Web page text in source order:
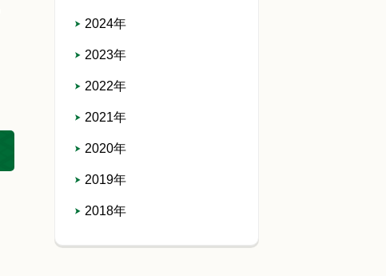
2024年
2023年
2022年
2021年
2020年
2019年
2018年